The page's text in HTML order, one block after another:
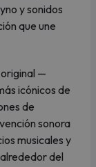
y sonidos
que une
—
icónicos de
de
sonora
musicales y
del